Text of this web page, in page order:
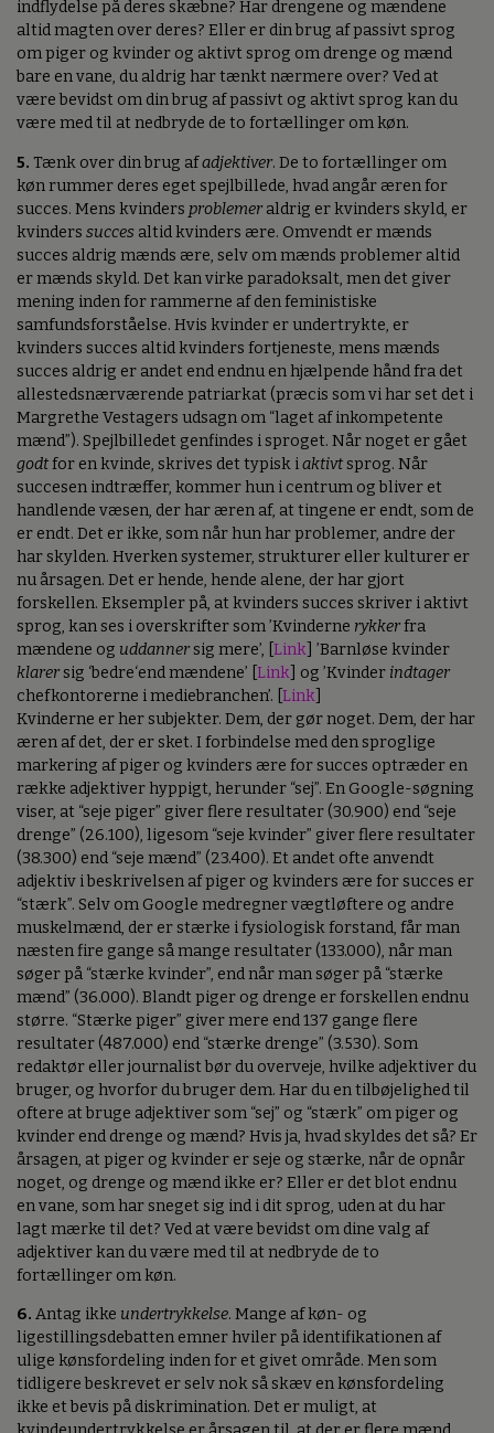
indflydelse på deres skæbne? Har drengene og mændene
altid magten over deres? Eller er din brug af passivt sprog
om piger og kvinder og aktivt sprog om drenge og mænd
bare en vane, du aldrig har tænkt nærmere over? Ved at
være bevidst om din brug af passivt og aktivt sprog kan du
være med til at nedbryde de to fortællinger om køn.
5. Tænk over din brug afadjektiver. De to fortællinger om
køn rummer deres eget spejlbillede, hvad angår æren for
succes. Mens kvinders problemeraldrig er kvinders skyld, er
kvinders succes altid kvinders ære. Omvendt er mænds
succes aldrig mænds ære, selv om mænds problemer altid
er mænds skyld. Det kan virke paradoksalt, men det giver
mening inden for rammerne af den feministiske
samfundsforståelse. Hvis kvinder er undertrykte, er
kvinders succes altid kvinders fortjeneste, mens mænds
succes aldrig er andet end endnu en hjælpende hånd fra det
allestedsnærværende patriarkat (præcis som vi har set det i
Margrethe Vestagers udsagn om “laget af inkompetente
mænd”). Spejlbilledet genfindes i sproget. Når noget er gået
godtfor en kvinde, skrives det typisk iaktivt sprog. Når
succesen indtræffer, kommer hun i centrum og bliver et
handlende væsen, der har æren af, at tingene er endt, som de
er endt. Det er ikke, som når hun har problemer, andre der
har skylden. Hverken systemer, strukturer eller kulturer er
nu årsagen. Det er hende, hende alene, der har gjort
forskellen. Eksempler på, at kvinders succes skriver i aktivt
sprog, kan ses i overskrifter som ’Kvinderne rykkerfra
mændene og uddannersig mere’, [ Link ] ’Barnløse kvinder
klarersig ‘bedre‘end mændene’ [ Link ] og ’Kvinder indtager
chefkontorerne i mediebranchen’. [ Link
Kvinderne er her subjekter. Dem, der gør noget. Dem, der har
æren af det, der er sket. I forbindelse med den sproglige
markering af piger og kvinders ære for succes optræder en
række adjektiver hyppigt, herunder “sej”. En Google-søgning
viser, at “seje piger” giver flere resultater (30.900) end “seje
drenge” (26.100), ligesom “seje kvinder” giver flere resultater
(38.300) end “seje mænd” (23.400). Et andet ofte anvendt
adjektiv i beskrivelsen af piger og kvinders ære for succes er
“stærk”. Selv om Google medregner vægtløftere og andre
muskelmænd, der er stærke i fysiologisk forstand, får man
næsten fire gange så mange resultater (133.000), når man
søger på “stærke kvinder”, end når man søger på “stærke
mænd” (36.000). Blandt piger og drenge er forskellen endnu
større. “Stærke piger” giver mere end 137 gange flere
resultater (487.000) end “stærke drenge” (3.530). Som
redaktør eller journalist bør du overveje, hvilke adjektiver du
bruger, og hvorfor du bruger dem. Har du en tilbøjelighed til
oftere at bruge adjektiver som “sej” og “stærk” om piger og
kvinder end drenge og mænd? Hvis ja, hvad skyldes det så? Er
årsagen, at piger og kvinder er seje og stærke, når de opnår
noget, og drenge og mænd ikke er? Eller er det blot endnu
en vane, som har sneget sig ind i dit sprog, uden at du har
lagt mærke til det? Ved at være bevidst om dine valg af
adjektiver kan du være med til at nedbryde de to
fortællinger om køn.
6. Antag ikke undertrykkelse. Mange af køn- og
ligestillingsdebatten emner hviler på identifikationen af
ulige kønsfordeling inden for et givet område. Men som
tidligere beskrevet er selv nok så skæv en kønsfordeling
ikke et bevis på diskrimination. Det er muligt, at